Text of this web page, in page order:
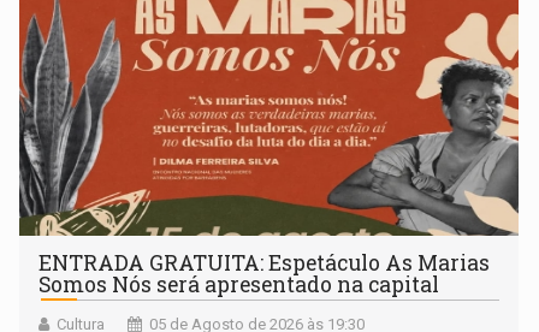
ENTRADA GRATUITA: Espetáculo As Marias
Somos Nós será apresentado na capital
Cultura 05 de Agosto de 2026 às 19:30